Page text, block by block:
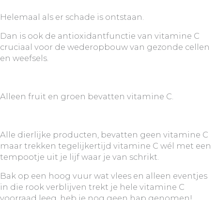
Helemaal als er schade is ontstaan.
Dan is ook de antioxidantfunctie van vitamine C
cruciaal voor de wederopbouw van gezonde cellen
en weefsels.
Alleen fruit en groen bevatten vitamine C.
Alle dierlijke producten, bevatten geen vitamine C
maar trekken tegelijkertijd vitamine C wél met een
tempootje uit je lijf waar je van schrikt.
Bak op een hoog vuur wat vlees en alleen eventjes
in die rook verblijven trekt je hele vitamine C